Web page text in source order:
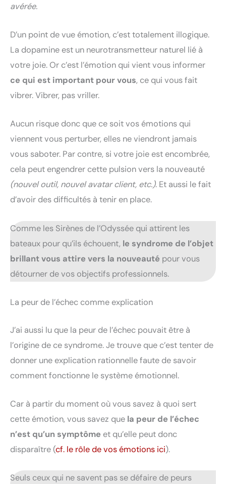
avérée.
D’un point de vue émotion, c’est totalement illogique.
La dopamine est un neurotransmetteur naturel lié à
votre joie. Or c’est l’émotion qui vient vous informer
ce qui est important pour vous, ce qui vous fait
vibrer. Vibrer, pas vriller.
Aucun risque donc que ce soit vos émotions qui
viennent vous perturber, elles ne viendront jamais
vous saboter. Par contre, si votre joie est encombrée,
cela peut engendrer cette pulsion vers la nouveauté
(nouvel outil, nouvel avatar client, etc.). Et aussi le fait
d’avoir des difficultés à tenir en place.
Comme les Sirènes de l’Odyssée qui attirent les
bateaux pour qu’ils échouent, le syndrome de l’objet
brillant vous attire vers la nouveauté pour vous
détourner de vos objectifs professionnels.
La peur de l’échec comme explication
J’ai aussi lu que la peur de l’échec pouvait être à
l’origine de ce syndrome. Je trouve que c’est tenter de
donner une explication rationnelle faute de savoir
comment fonctionne le système émotionnel.
Car à partir du moment où vous savez à quoi sert
cette émotion, vous savez que la peur de l’échec
n’est qu’un symptôme et qu’elle peut donc
disparaître (cf. le rôle de vos émotions ici).
Seuls ceux qui ne savent pas se défaire de peurs